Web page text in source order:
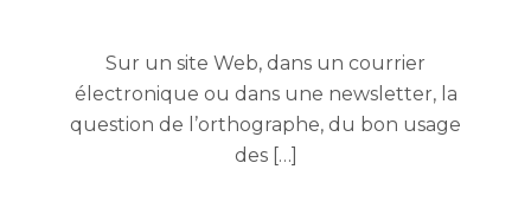
Sur un site Web, dans un courrier
électronique ou dans une newsletter, la
question de l’orthographe, du bon usage
des […]